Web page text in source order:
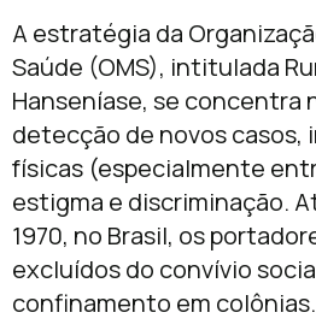
A estratégia da
Saúde (OMS), intitulada
Hanseníase, se concentra
detecção de novos casos,
físicas (especialmente
estigma e discriminação.
1970, no Brasil, os
excluídos do convívio
confinamento em colônias.